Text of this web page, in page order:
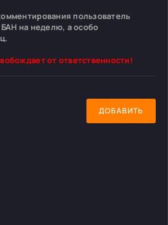
пользователь
БАН на неделю, а особо
от ответственности!
ДОБАВИТЬ